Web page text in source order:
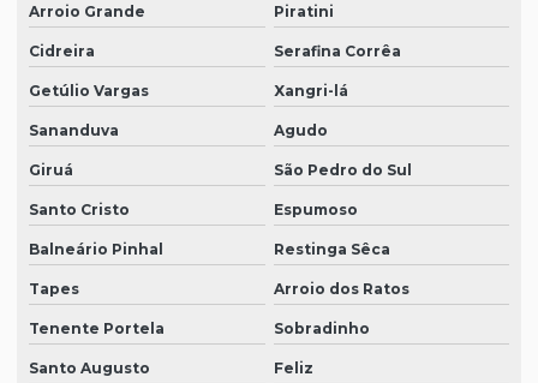
Arroio Grande Piratini
Cidreira Serafina Corrêa
Getúlio Vargas Xangri-lá
Sananduva Agudo
Giruá São Pedro do Sul
Santo Cristo Espumoso
Balneário Pinhal Restinga Sêca
Tapes Arroio dos Ratos
Tenente Portela Sobradinho
Santo Augusto Feliz